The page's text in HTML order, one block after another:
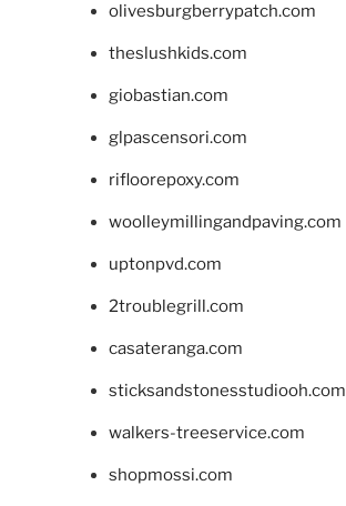
olivesburgberrypatch.com
theslushkids.com
giobastian.com
glpascensori.com
rifloorepoxy.com
woolleymillingandpaving.com
uptonpvd.com
2troublegrill.com
casateranga.com
sticksandstonesstudiooh.com
walkers-treeservice.com
shopmossi.com